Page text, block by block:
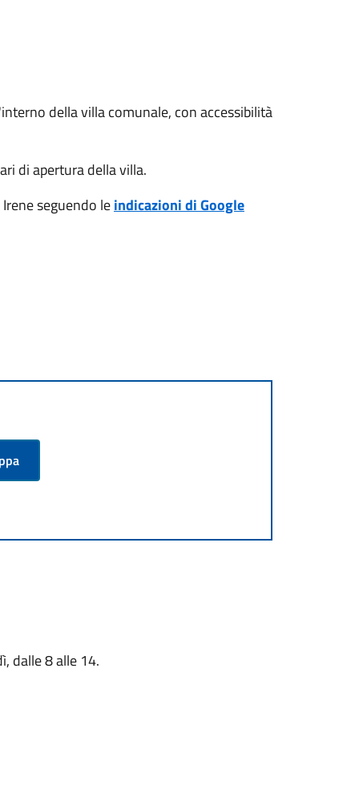
della villa comunale, con accessibilità
di apertura della villa.
seguendo leindicazioni di Google
dalle 8 alle 14.